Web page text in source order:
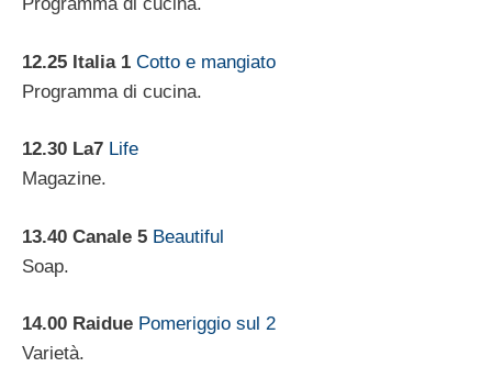
Programma di cucina.
12.25 Italia 1 Cotto e mangiato
Programma di cucina.
12.30 La7 Life
Magazine.
13.40 Canale 5 Beautiful
Soap.
14.00 Raidue Pomeriggio sul 2
Varietà.